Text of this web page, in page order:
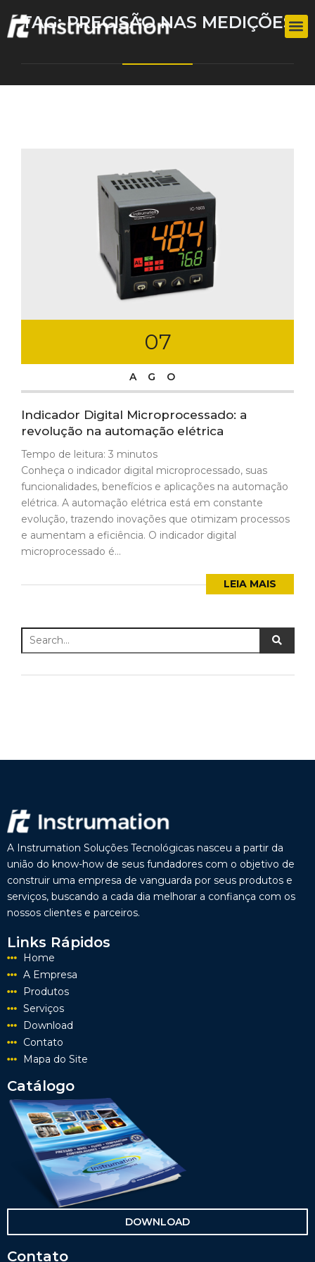
TAG:PRECISÃO NAS MEDIÇÕES
07
AGO
Indicador Digital Microprocessado: a
revolução na automação elétrica
Tempo de leitura: 3 minutos
Conheça o indicador digital microprocessado, suas
funcionalidades, benefícios e aplicações na automação
elétrica. A automação elétrica está em constante
evolução, trazendo inovações que otimizam processos
e aumentam a eficiência. O indicador digital
microprocessado é...
LEIA MAIS
A Instrumation Soluções Tecnológicas nasceu a partir da
união do know-how de seus fundadores com o objetivo de
construir uma empresa de vanguarda por seus produtos e
serviços, buscando a cada dia melhorar a confiança com os
nossos clientes e parceiros.
Links Rápidos
Home
A Empresa
Produtos
Serviços
Download
Contato
Mapa do Site
Catálogo
DOWNLOAD
Contato